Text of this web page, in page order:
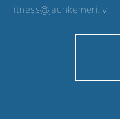
fitness@jaunkemeri.lv